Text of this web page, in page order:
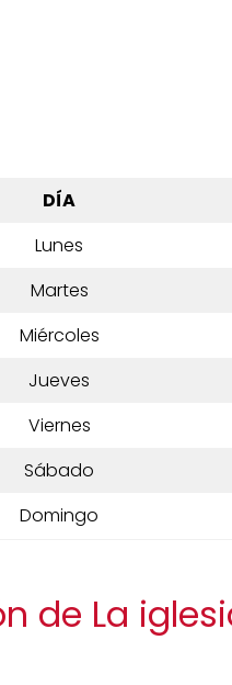
DÍA
Lunes
Martes
Miércoles
Jueves
Viernes
Sábado
Domingo
de La